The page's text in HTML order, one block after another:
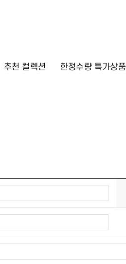
추천 컬렉션 한정수량 특가상품